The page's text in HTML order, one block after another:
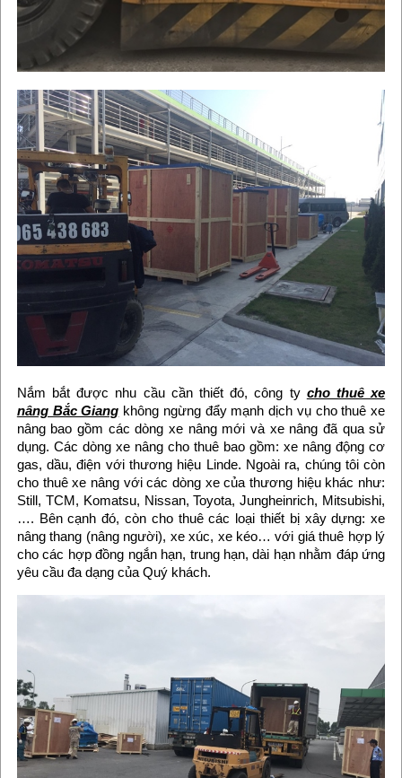
Nắm bắt được nhu cầu cần thiết đó, công ty cho thuê xe
nâng Bắc Giang không ngừng đẩy mạnh dịch vụ cho thuê xe
nâng bao gồm các dòng xe nâng mới và xe nâng đã qua sử
dụng. Các dòng xe nâng cho thuê bao gồm: xe nâng động cơ
gas, dầu, điện với thương hiệu Linde. Ngoài ra, chúng tôi còn
cho thuê xe nâng với các dòng xe của thương hiệu khác như:
Still, TCM, Komatsu, Nissan, Toyota, Jungheinrich, Mitsubishi,
…. Bên cạnh đó, còn cho thuê các loại thiết bị xây dựng: xe
nâng thang (nâng người), xe xúc, xe kéo… với giá thuê hợp lý
cho các hợp đồng ngắn hạn, trung hạn, dài hạn nhằm đáp ứng
yêu cầu đa dạng của Quý khách.